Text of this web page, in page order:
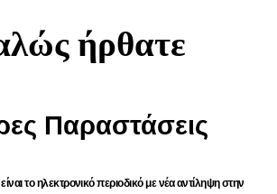
ήρθατε
Παραστάσεις
ίναι το ηλεκτρονικό περιοδικόμε νέα αντίληψη στην